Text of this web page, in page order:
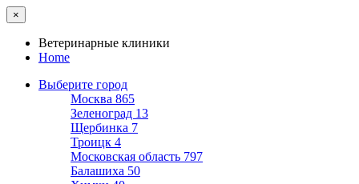
×
Ветеринарные клиники
Home
Выберите город
Москва 865
Зеленоград 13
Щербинка 7
Троицк 4
Московская область 797
Балашиха 50